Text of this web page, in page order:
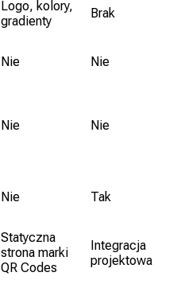
Logo, kolory,
gradienty
Brak
Nie
Nie
Nie Nie
Nie Tak
Statyczna
strona marki
QR Codes
Integracja
projektowa